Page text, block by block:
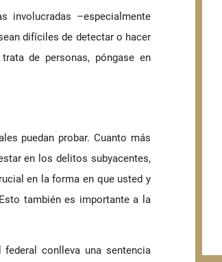
involucradas –especialmente
difíciles de detectar o hacer
de personas, póngase en
puedan probar. Cuanto más
en los delitos subyacentes,
en la forma en que usted y
también es importante a la
conlleva una sentencia